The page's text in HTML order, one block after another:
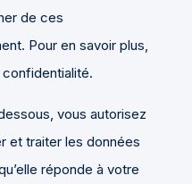
de ces
Pour en savoir plus,
vous autorisez
et traiter les données
réponde à votre